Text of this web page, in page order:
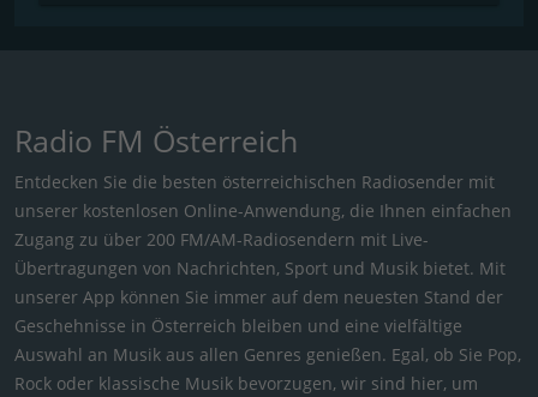
Radio FM Österreich
Entdecken Sie die besten österreichischen Radiosender mit
unserer kostenlosen Online-Anwendung, die Ihnen einfachen
Zugang zu über 200 FM/AM-Radiosendern mit Live-
Übertragungen von Nachrichten, Sport und Musik bietet. Mit
unserer App können Sie immer auf dem neuesten Stand der
Geschehnisse in Österreich bleiben und eine vielfältige
Auswahl an Musik aus allen Genres genießen. Egal, ob Sie Pop,
Rock oder klassische Musik bevorzugen, wir sind hier, um